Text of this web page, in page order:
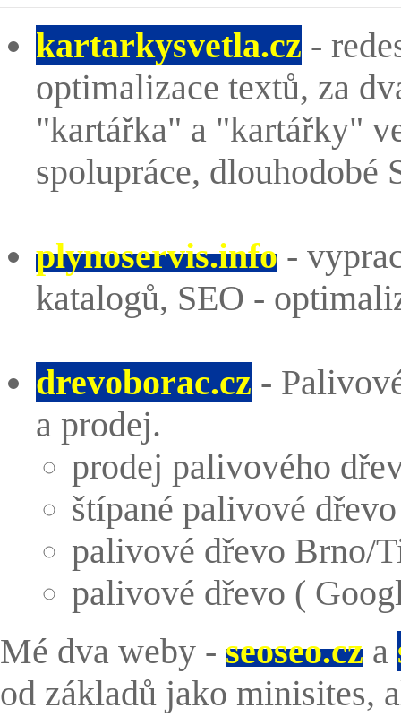
kartarkysvetla.cz -
optimalizace textů, za
"kartářka" a "kartářky"
spolupráce, dlouhodobé
plynoservis.info -
katalogů, SEO -
drevoborac.cz -
a prodej.
prodej palivového
štípané palivové
palivové dřevo Brno/
palivové dřevo (
Mé dva weby - seoseo.cz a
od základů jako minisites,